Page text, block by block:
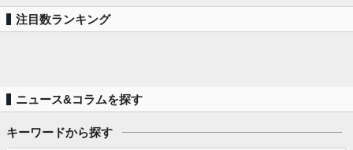
注目数ランキング
ニュース&コラムを探す
キーワードから探す